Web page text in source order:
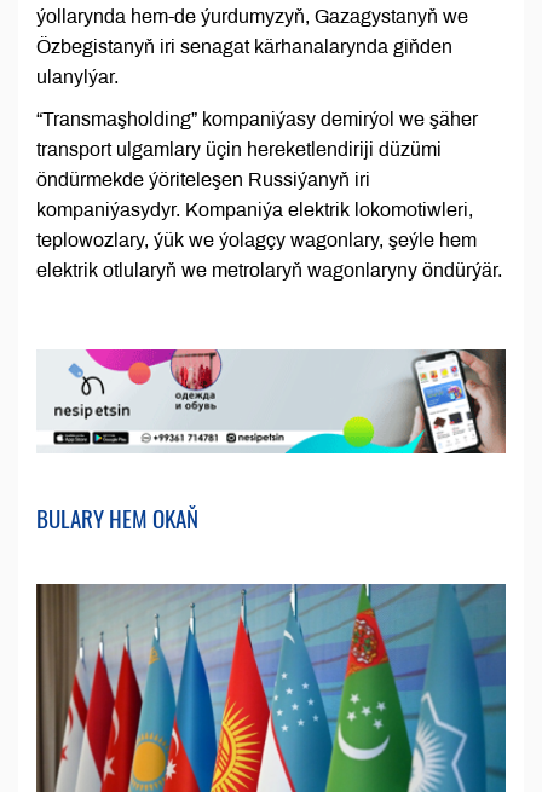
ýollarynda hem-de ýurdumyzyň, Gazagystanyň we
Özbegistanyň iri senagat kärhanalarynda giňden
ulanylýar.
“Transmaşholding” kompaniýasy demirýol we şäher
transport ulgamlary üçin hereketlendiriji düzümi
öndürmekde ýöriteleşen Russiýanyň iri
kompaniýasydyr. Kompaniýa elektrik lokomotiwleri,
teplowozlary, ýük we ýolagçy wagonlary, şeýle hem
elektrik otlularyň we metrolaryň wagonlaryny öndürýär.
BULARY HEM OKAŇ